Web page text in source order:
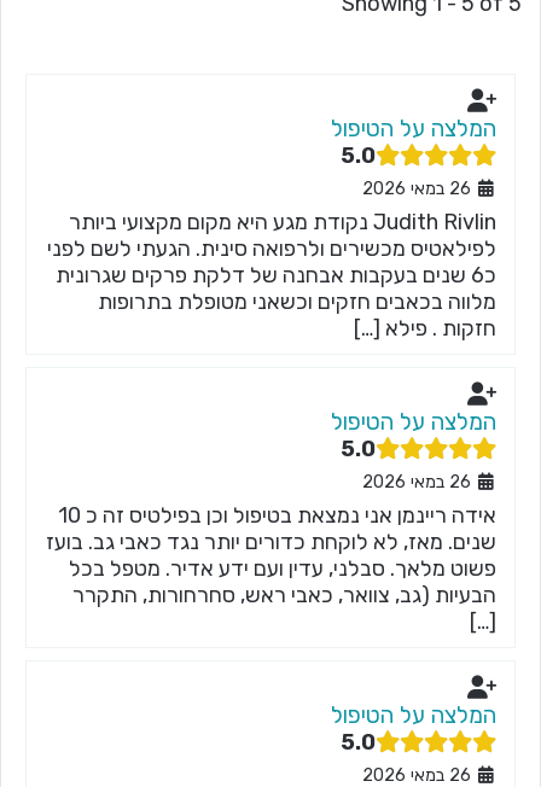
המלצה על הטיפול
5.0
26 במאי 2026
Judith Rivlin נקודת מגע היא מקום מקצועי ביותר
לפילאטיס מכשירים ולרפואה סינית. הגעתי לשם לפני
כ6 שנים בעקבות אבחנה של דלקת פרקים שגרונית
מלווה בכאבים חזקים וכשאני מטופלת בתרופות
חזקות . פילא […]
המלצה על הטיפול
5.0
26 במאי 2026
אידה ריינמן אני נמצאת בטיפול וכן בפילטיס זה כ 10
שנים. מאז, לא לוקחת כדורים יותר נגד כאבי גב. בועז
פשוט מלאך. סבלני, עדין ועם ידע אדיר. מטפל בכל
הבעיות (גב, צוואר, כאבי ראש, סחרחורות, התקרר
[…]
המלצה על הטיפול
5.0
26 במאי 2026